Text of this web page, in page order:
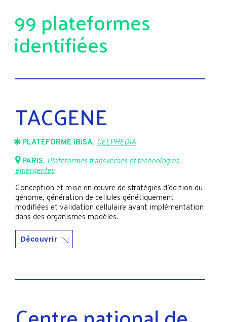
99 plateformes
identifiées
TACGENE
PLATEFORME IBiSA, CELPHEDIA
PARIS, Plateformes transverses et technologies
émergentes
Conception et mise en œuvre de stratégies d’édition du
génome, génération de cellules génétiquement
modifiées et validation cellulaire avant implémentation
dans des organismes modèles.
Découvrir